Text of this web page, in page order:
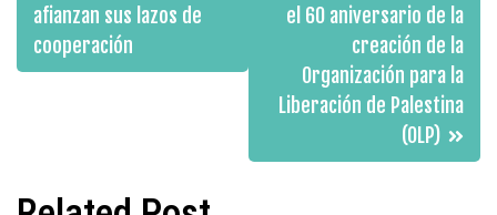
de
entradas
afianzan sus lazos de
cooperación
el 60 aniversario de la
creación de la
Organización para la
Liberación de Palestina
(OLP)